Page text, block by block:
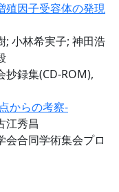
殖因子受容体の発現
; 小林希実子; 神田浩
抄録集(CD-ROM),
からの考察-
江秀昌
会合同学術集会プロ